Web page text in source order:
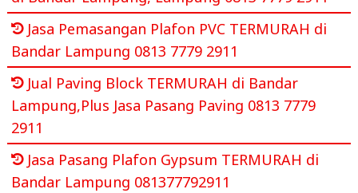
Jasa Pemasangan Plafon PVC TERMURAH di
Bandar Lampung 0813 7779 2911
Jual Paving Block TERMURAH di Bandar
Lampung,Plus Jasa Pasang Paving 0813 7779
2911
Jasa Pasang Plafon Gypsum TERMURAH di
Bandar Lampung 081377792911